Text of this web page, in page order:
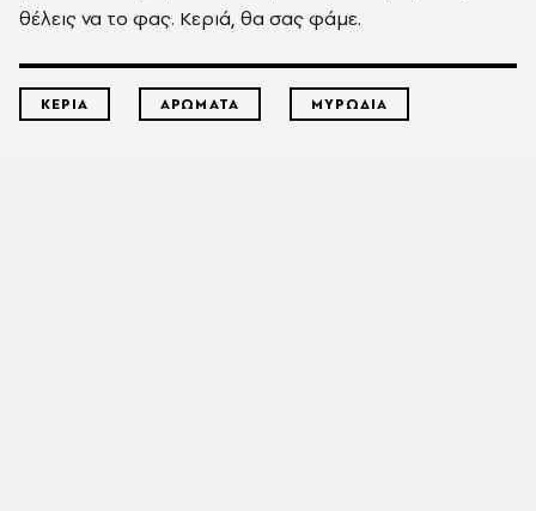
θέλεις να το φας. Κεριά, θα σας φάμε.
ΚΕΡΙΑ ΑΡΩΜΑΤΑ ΜΥΡΩΔΙΑ